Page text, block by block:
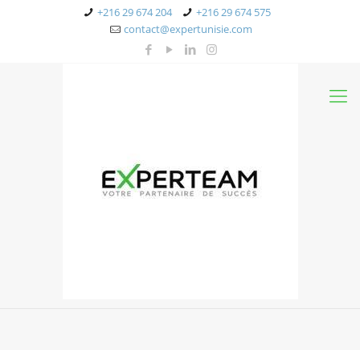
+216 29 674 204
+216 29 674 575
contact@expertunisie.com